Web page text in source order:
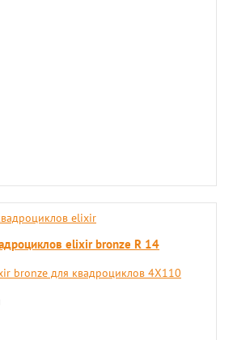
elixir bronze R 14
bronze для квадроциклов 4X110